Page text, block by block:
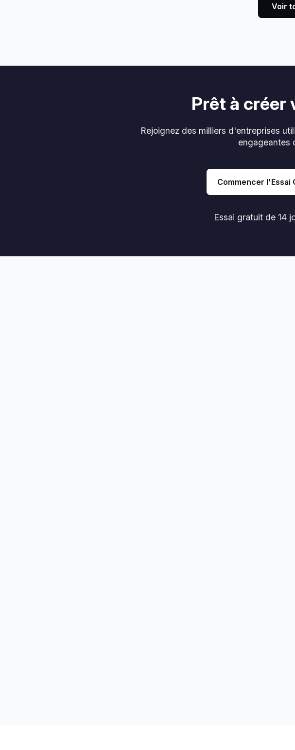
Voir
Prêt à créer
Rejoignez des milliers d'entreprises
engageantes
Commencer l'Essai
Essai gratuit de 14